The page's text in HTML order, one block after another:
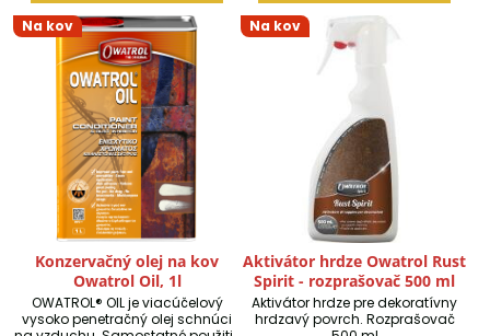
jedným 25 kg vrecom.
Na kov
Konzervačný olej na kov
Owatrol Oil, 1l
OWATROL® OIL je viacúčelový
vysoko penetračný olej schnúci
Na kov
Aktivátor hrdze Owatrol Rust
Spirit - rozprašovač 500 ml
Aktivátor hrdze pre dekoratívny
hrdzavý povrch. Rozprašovač